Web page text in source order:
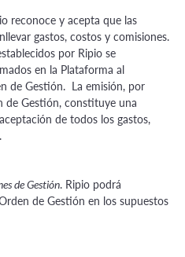
reconoce y acepta que las
gastos, costos y comisiones.
por Ripio se
en la Plataforma al
de Gestión. La emisión, por
de Gestión, constituye una
de todos los gastos,
de Gestión. Ripio podrá
de Gestión en los supuestos